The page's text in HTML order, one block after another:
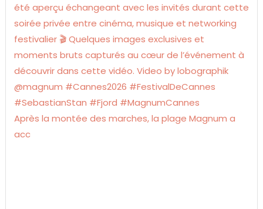
Après la montée des marches, la plage Magnum a
acc